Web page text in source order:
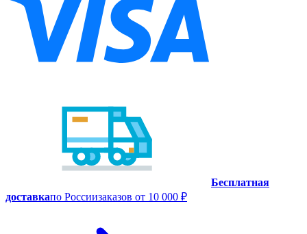
Бесплатная
доставкапо Россиизаказов от 10 000 ₽